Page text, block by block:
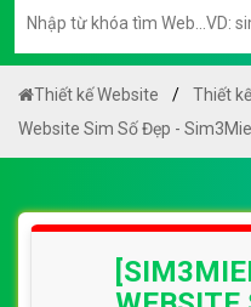
Thiết kế Website Thiết
Website Sim Số Đẹp -